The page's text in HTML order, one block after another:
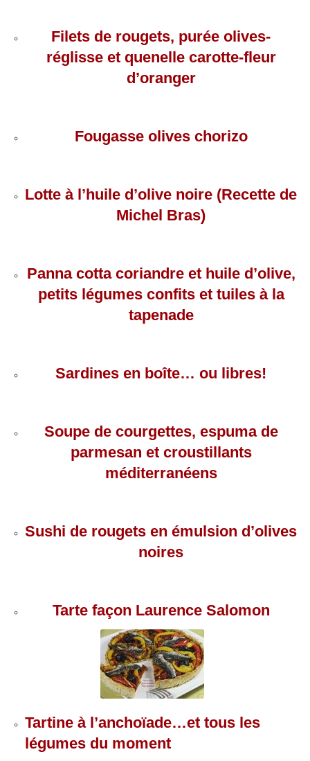
Filets de rougets, purée olives-
réglisse et quenelle carotte-fleur
d’oranger
Fougasse olives chorizo
Lotte à l’huile d’olive noire (Recette de
Michel Bras)
Panna cotta coriandre et huile d’olive,
petits légumes confits et tuiles à la
tapenade
Sardines en boîte… ou libres!
Soupe de courgettes, espuma de
parmesan et croustillants
méditerranéens
Sushi de rougets en émulsion d’olives
noires
Tarte façon Laurence Salomon
Tartine à l’anchoïade…et tous les
légumes du moment